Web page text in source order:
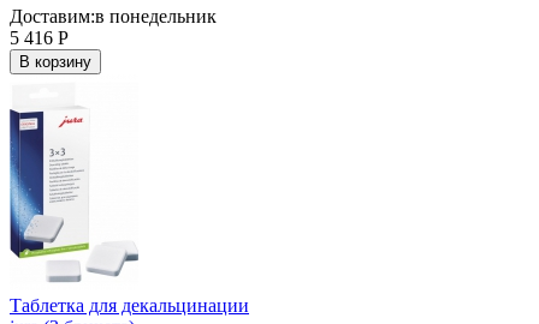
Доставим:в понедельник
5 416 Р
В корзину
Таблетка для декальцинации